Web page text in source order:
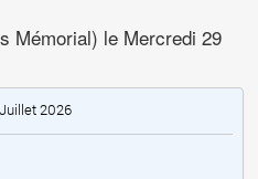
Mémorial) le Mercredi 29
2026